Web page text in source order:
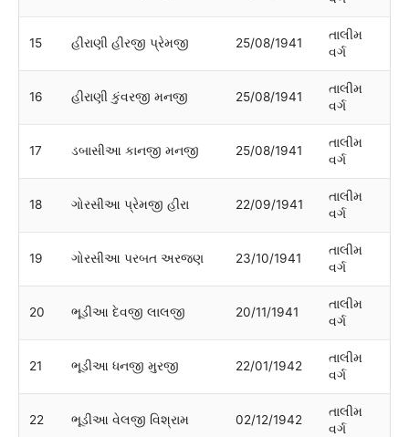
15 હીરાણી હીરજી પ્રેમજી 25/08/1941
તાલીમ
વર્ગ
16 હીરાણી કુંવરજી મનજી 25/08/1941
તાલીમ
વર્ગ
17 ડબાસીઆ કાનજી મનજી 25/08/1941
તાલીમ
વર્ગ
18 ગોરસીઆ પ્રેમજી હીરા 22/09/1941
તાલીમ
વર્ગ
19 ગોરસીઆ પરબત અરજણ 23/10/1941
તાલીમ
વર્ગ
20 ભૂડીઆ દેવજી લાલજી 20/11/1941
તાલીમ
વર્ગ
21 ભૂડીઆ ધનજી મુરજી 22/01/1942
તાલીમ
વર્ગ
22 ભૂડીઆ વેલજી વિશ્રામ 02/12/1942
તાલીમ
વર્ગ